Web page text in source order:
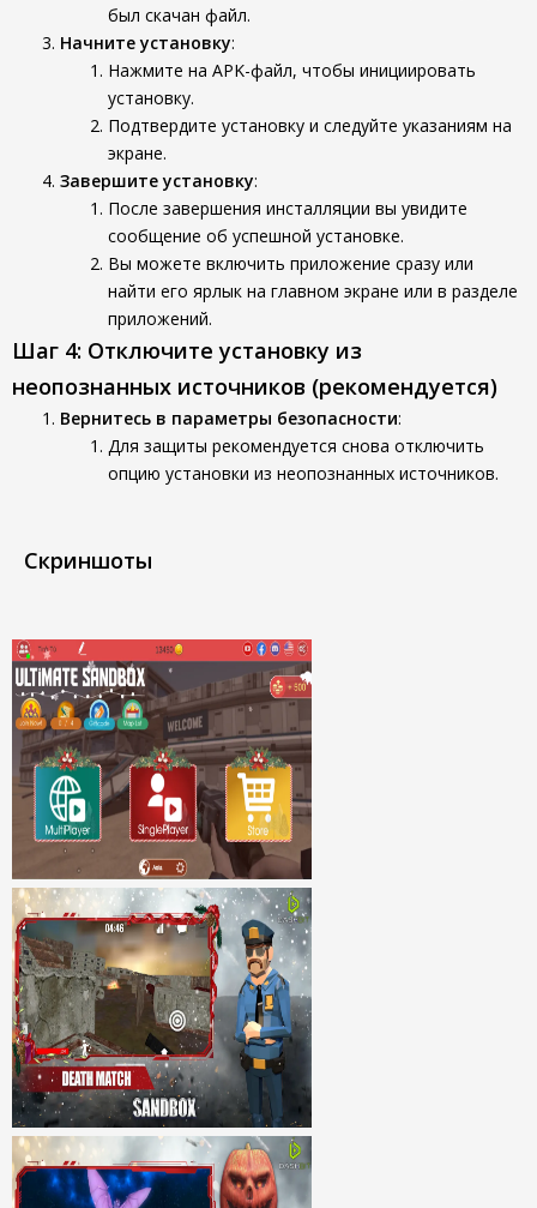
был скачан файл.
Начните установку:
Нажмите на APK-файл, чтобы инициировать
установку.
Подтвердите установку и следуйте указаниям на
экране.
Завершите установку:
После завершения инсталляции вы увидите
сообщение об успешной установке.
Вы можете включить приложение сразу или
найти его ярлык на главном экране или в разделе
приложений.
Шаг 4: Отключите установку из
неопознанных источников (рекомендуется)
Вернитесь в параметры безопасности:
Для защиты рекомендуется снова отключить
опцию установки из неопознанных источников.
Скриншоты